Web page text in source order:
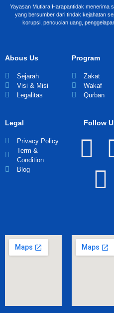
Yayasan Mutiara Harapantidak menerima
yang bersumber dari tindak kejahatan
korupsi, pencucian uang,
Abous Us
Sejarah
Visi & Misi
Legalitas
Program
Zakat
Wakaf
Qurban
Legal
Privacy Policy
Term &
Condition
Blog
Follow